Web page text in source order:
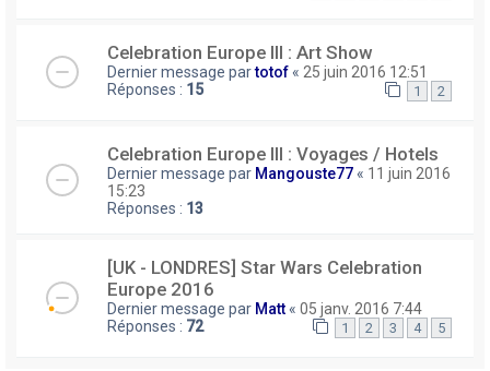
Celebration Europe III : Art Show
Dernier message partotof « 25 juin 2016 12:51
Réponses : 15 1 2
Celebration Europe III : Voyages / Hotels
Dernier message par Mangouste77 « 11 juin 2016
15:23
Réponses : 13
[UK - LONDRES] Star Wars Celebration
Europe 2016
Dernier message par Matt « 05 janv. 2016 7:44
Réponses : 72 1 2 3 4 5